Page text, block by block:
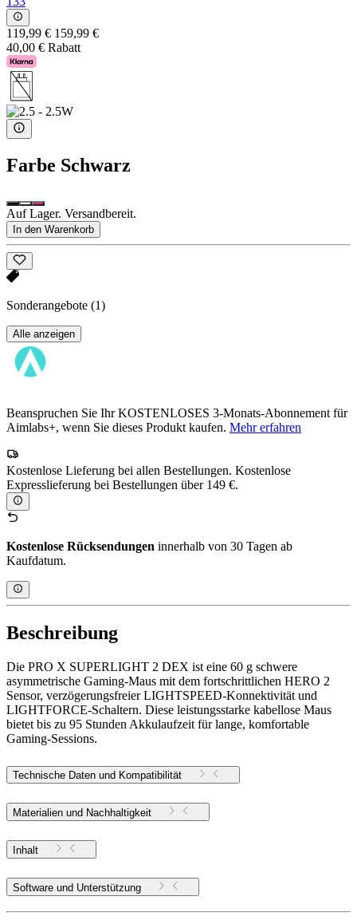
119,99 € 159,99 €
40,00 € Rabatt
Farbe Schwarz
Auf Lager. Versandbereit.
In den Warenkorb
Sonderangebote (1)
Alle anzeigen
Beanspruchen Sie Ihr KOSTENLOSES 3-Monats-Abonnement für
Aimlabs+, wenn Sie dieses Produkt kaufen. Mehr erfahren
Kostenlose Lieferung bei allen Bestellungen. Kostenlose
Expresslieferung bei Bestellungen über 149 €.
Kostenlose Rücksendungen innerhalb von 30 Tagen ab
Kaufdatum.
Beschreibung
Die PRO X SUPERLIGHT 2 DEX ist eine 60 g schwere
asymmetrische Gaming-Maus mit dem fortschrittlichen HERO 2
Sensor, verzögerungsfreier LIGHTSPEED-Konnektivität und
LIGHTFORCE-Schaltern. Diese leistungsstarke kabellose Maus
bietet bis zu 95 Stunden Akkulaufzeit für lange, komfortable
Gaming-Sessions.
Technische Daten und Kompatibilität
Materialien und Nachhaltigkeit
Inhalt
Software und Unterstützung